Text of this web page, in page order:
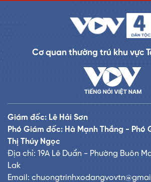
Cơ quan thường trú khu vực
Giám đốc: Lê Hải Sơn
Phó Giám đốc: Hà Mạnh Thắng - Phó
Thị Thúy Ngọc
Địa chỉ: 19A Lê Duẩn - Phường Buôn
Lak
Email: